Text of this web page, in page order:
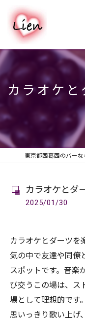
カラオケ
カラオケとダ
2025/01/30
カラオケとダーツを
気の中で友達や同僚
スポットです。音楽
び交うこの場は、ス
場として理想的です
思いっきり歌い上げ